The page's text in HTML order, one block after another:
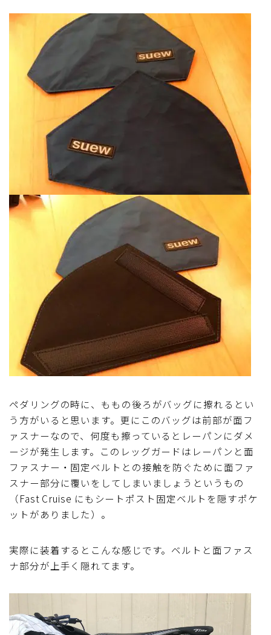
ペダリングの時に、ももの後ろがバッグに擦れるとい
う方がいると思います。更にこのバッグは前部が面フ
ァスナーなので、何度も擦っているとレーパンにダメ
ージが発生します。このレッグガードはレーパンと面
ファスナー・固定ベルトとの接触を防ぐために面ファ
スナー部分に覆いをしてしまいましょうというもの
（Fast Cruise にもシートポスト固定ベルトを隠すポケ
ットがありました）。
実際に装着するとこんな感じです。ベルトと面ファス
ナ部分が上手く隠れてます。